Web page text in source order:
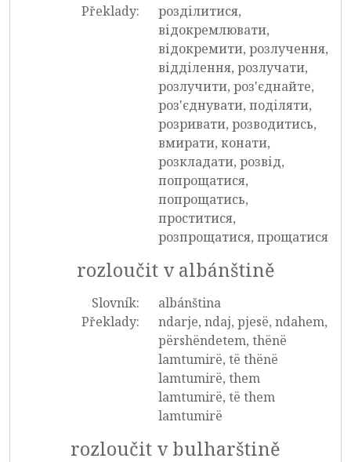
Překlady:
розділитися,
відокремлювати,
відокремити, розлучення,
відділення, розлучати,
розлучити, роз'єднайте,
роз'єднувати, поділяти,
розривати, розводитись,
вмирати, конати,
розкладати, розвід,
попрощатися,
попрощатись,
проститися,
розпрощатися, прощатися
rozloučit v albánštině
Slovník:
albánština
Překlady:
ndarje, ndaj, pjesë, ndahem,
përshëndetem, thënë
lamtumirë, të thënë
lamtumirë, them
lamtumirë, të them
lamtumirë
rozloučit v bulharštině